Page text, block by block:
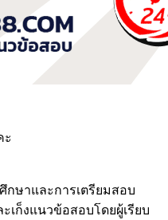
ะ
กษาและการเตรียมสอบ
เก็งแนวข้อสอบโดยผู้เรียบ